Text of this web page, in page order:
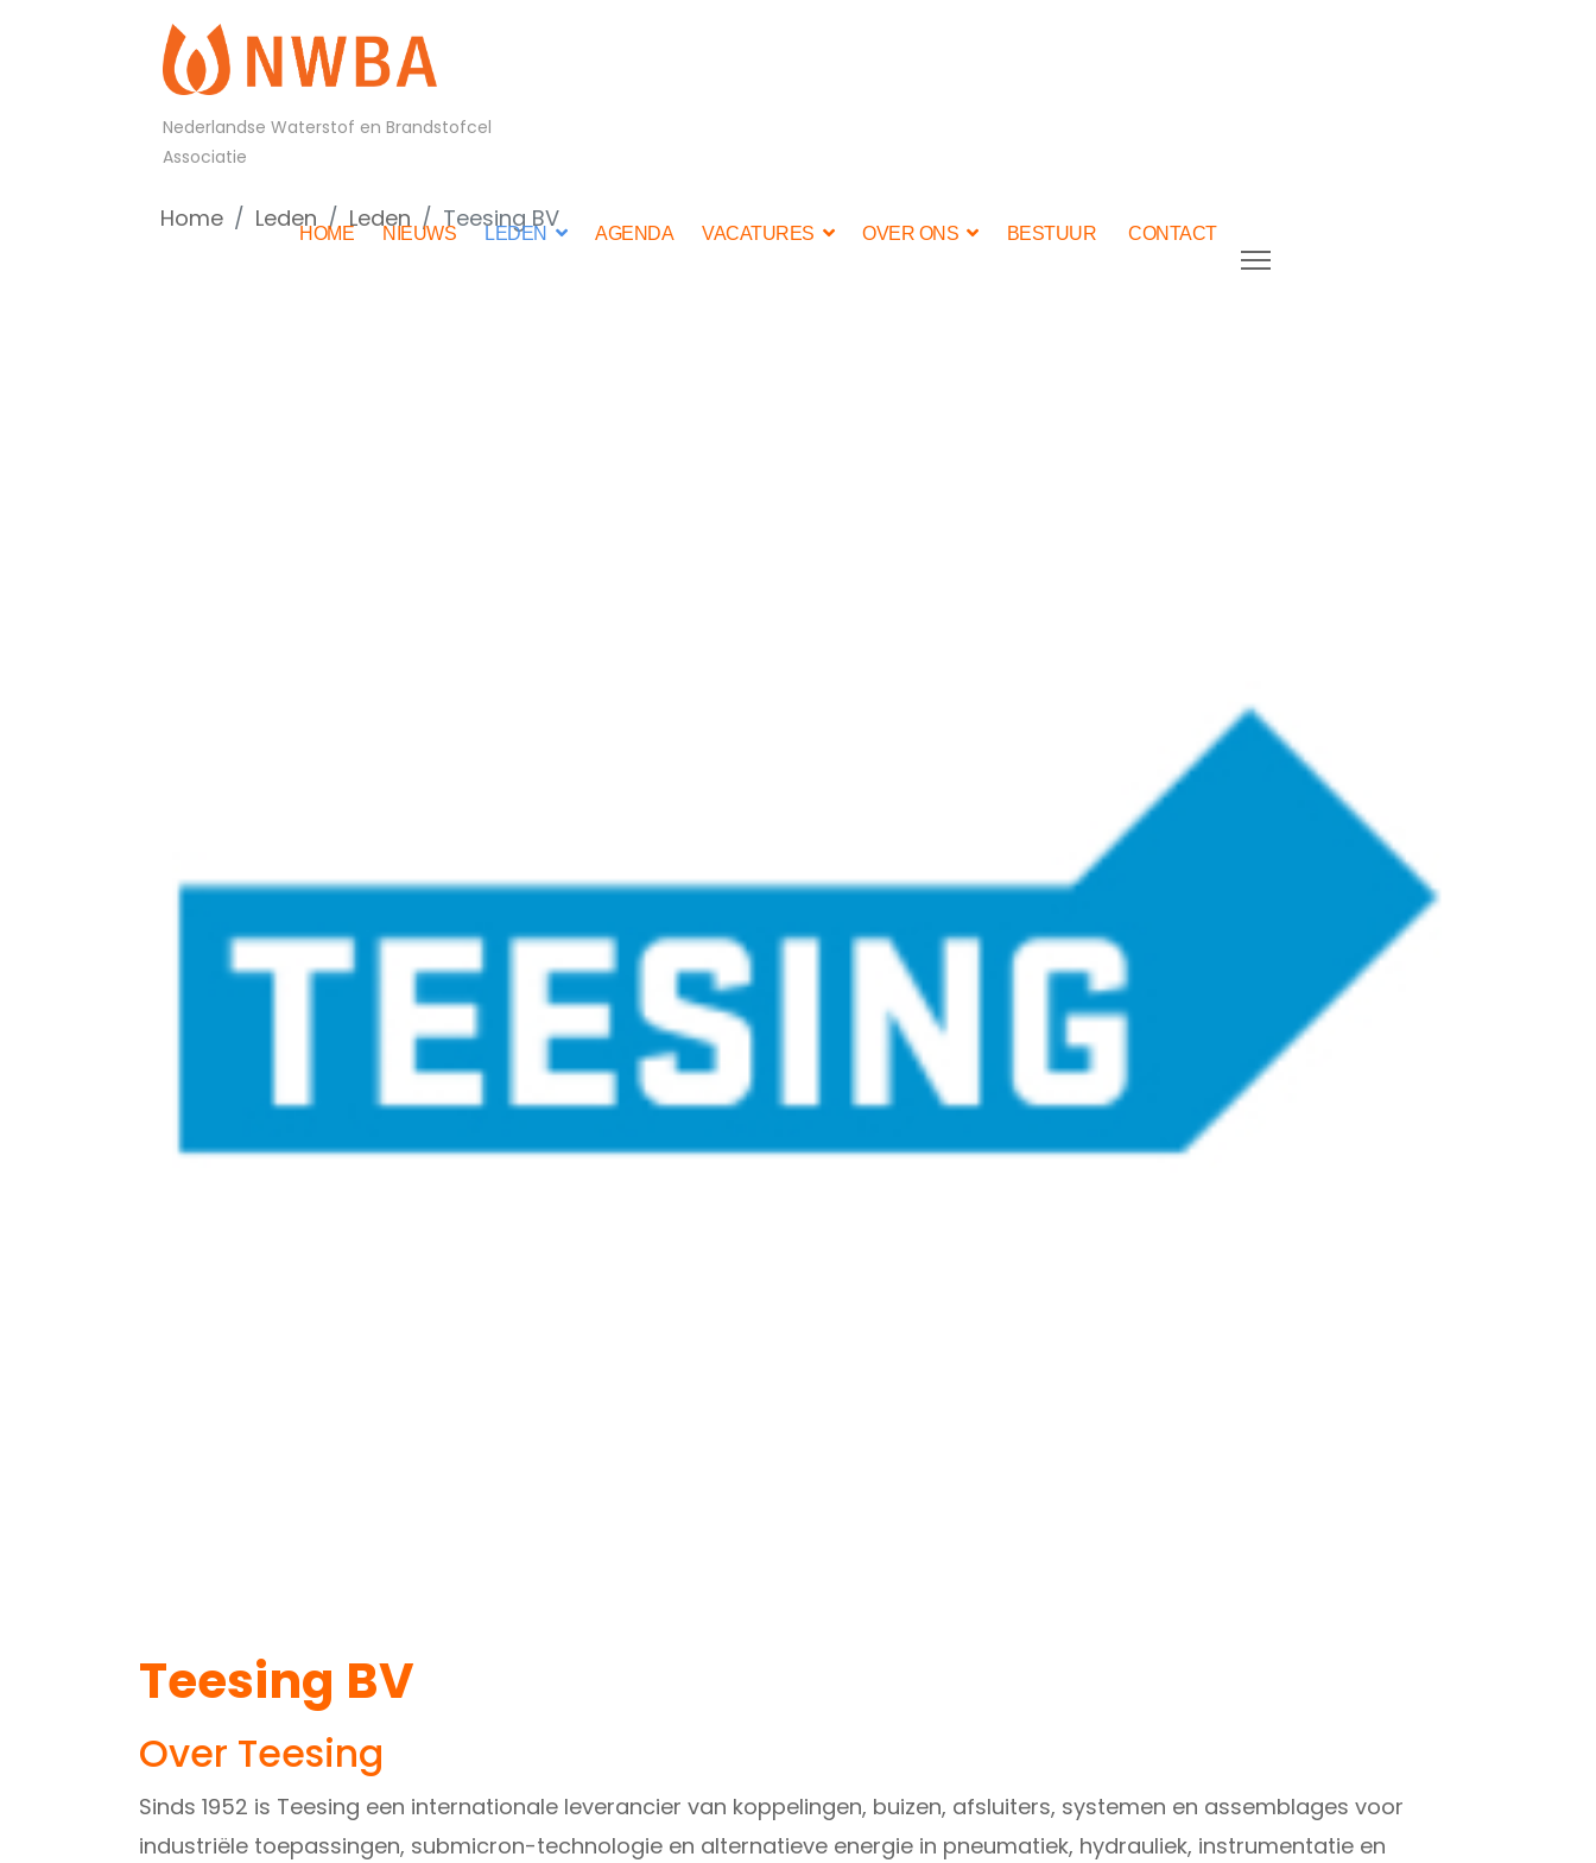
Nederlandse Waterstof en Brandstofcel
Associatie
HOME NIEUWS LEDEN AGENDA VACATURES OVER ONS BESTUUR CONTACT
Home Leden Leden Teesing BV
Teesing BV
Over Teesing
Sinds 1952 is Teesing een internationale leverancier van koppelingen, buizen, afsluiters, systemen en assemblages voor
industriële toepassingen, submicron-technologie en alternatieve energie in pneumatiek, hydrauliek, instrumentatie en